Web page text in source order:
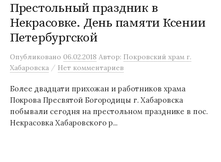
Престольный праздник в
Некрасовке. День памяти Ксении
Петербургской
Опубликовано 06.02.2018 Автор: Покровский храм г.
Хабаровска / Нет комментариев
Более двадцати прихожан и работников храма
Покрова Пресвятой Богородицы г. Хабаровска
побывали сегодня на престольном празднике в пос.
Некрасовка Хабаровского р...